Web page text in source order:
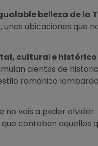
belleza de la
ubicaciones que
cultural e histórico
cientos de
románico
vais a poder olvidar.
contaban aquellos